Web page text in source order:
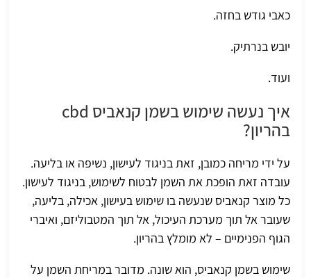
כאבי גודש בחזה.
יובש בנרתיק.
ועוד.
איך נעשה שימוש בשמן קנאביס cbd
בהריון?
על ידי מריחה כמובן, זאת בניגוד לעישון, נשיפה או בליעה.
עובדה זאת הופכת את השמן לבטוח לשימוש, בניגוד לעישון.
כל מוצר קנאביס שנעשה בו שימוש בעישון, אכילה, בליעה,
שעובר אל תוך מערכת העיכול, אל תוך המטבוליזם, ואיברי
הגוף הפנימיים – לא מומלץ בהריון.
שימוש בשמן קנאביס, הוא שונה. מדובר במריחת השמן על